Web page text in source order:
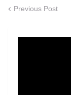
Previous Post